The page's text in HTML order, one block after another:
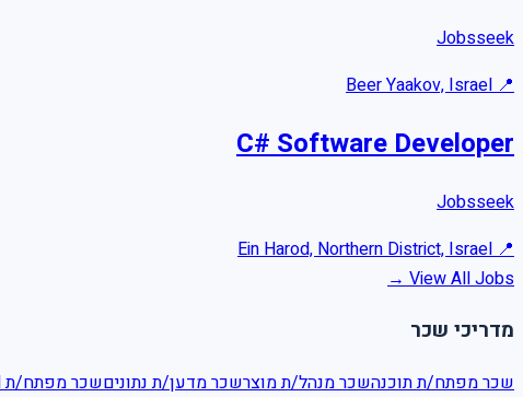
Jobsseek
📍
Beer Yaakov, Israel
C# Software Developer
Jobsseek
📍
Ein Harod, Northern District, Israel
View All Jobs →
מדריכי שכר
שכרמפתח/ת תוכנהשכרמנהל/ת מוצרשכרמדען/ת נתוניםשכרמפתח/ת Backend